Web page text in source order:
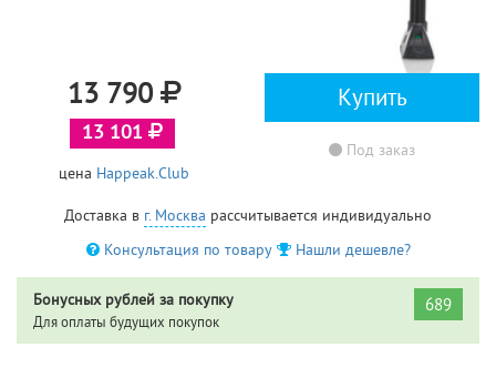
13 790
13 101
цена Happeak.Club
Купить
Под заказ
Доставка в г. Москва рассчитывается индивидуально
Консультация по товару
Нашли дешевле?
Бонусных рублей за покупку
Для оплаты будущих покупок
689